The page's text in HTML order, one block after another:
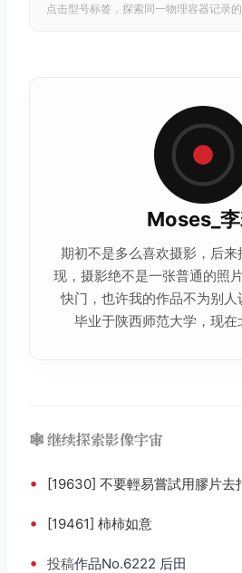
点击型号标签，探索同一物理容器记录的
Moses_
期初不是多么喜欢摄影，后
现，摄影绝不是一张普通的照
快门，也许我的作品不为别人
毕业于陕西师范大学，现在
🕸️ 继续探索影像宇宙
• [19630] 不要輕易嘗試用膠片去
• [19461] 柿柿如意
• 投稿作品No.6222 后田